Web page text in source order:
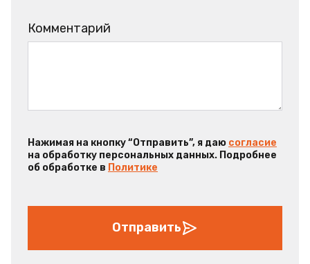
Комментарий
Нажимая на кнопку “Отправить”, я даю согласие
на обработку персональных данных. Подробнее
об обработке в Политике
Отправить